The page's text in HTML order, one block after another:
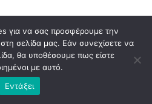
Innovation
για να σας προσφέρουμε την
σελίδα μας. Εάν συνεχίσετε να
θα υποθέσουμε πως είστε
με αυτό.
Εντάξει